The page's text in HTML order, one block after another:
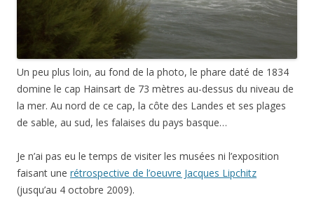
Un peu plus loin, au fond de la photo, le phare daté de 1834
domine le cap Hainsart de 73 mètres au-dessus du niveau de
la mer. Au nord de ce cap, la côte des Landes et ses plages
de sable, au sud, les falaises du pays basque…
Je n’ai pas eu le temps de visiter les musées ni l’exposition
faisant une rétrospective de l’oeuvre Jacques Lipchitz
(jusqu’au 4 octobre 2009).